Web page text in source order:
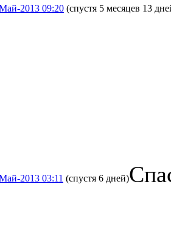
2013 09:20 (спустя 5 месяцев 13
2013 03:11 (спустя 6 дней)